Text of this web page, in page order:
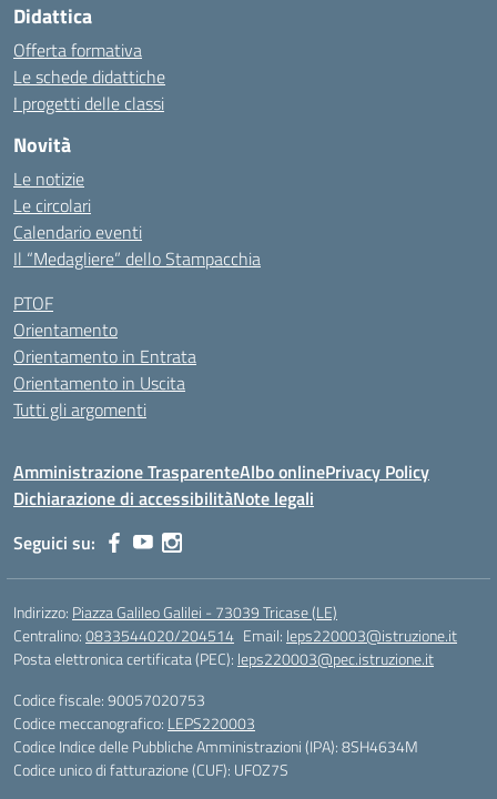
Didattica
Offerta formativa
Le schede didattiche
I progetti delle classi
Novità
Le notizie
Le circolari
Calendario eventi
Il “Medagliere” dello Stampacchia
PTOF
Orientamento
Orientamento in Entrata
Orientamento in Uscita
Tutti gli argomenti
Amministrazione TrasparenteAlbo onlinePrivacy Policy
Dichiarazione di accessibilitàNote legali
Seguici su:
Indirizzo: Piazza Galileo Galilei - 73039 Tricase (LE)
Centralino:0833544020/204514 Email: leps220003@istruzione.it
Posta elettronica certificata (PEC): leps220003@pec.istruzione.it
Codice fiscale: 90057020753
Codice meccanografico: LEPS220003
Codice Indice delle Pubbliche Amministrazioni (IPA): 8SH4634M
Codice unico di fatturazione (CUF): UFOZ7S